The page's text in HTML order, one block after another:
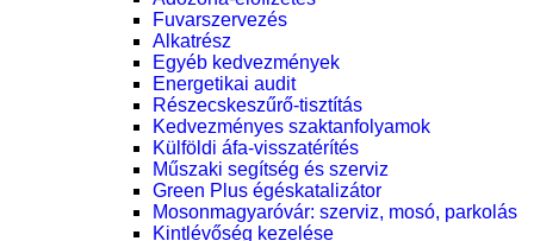
Fuvarszervezés
Alkatrész
Egyéb kedvezmények
Energetikai audit
Részecskeszűrő-tisztítás
Kedvezményes szaktanfolyamok
Külföldi áfa-visszatérítés
Műszaki segítség és szerviz
Green Plus égéskatalizátor
Mosonmagyaróvár: szerviz, mosó, parkolás
Kintlévőség kezelése